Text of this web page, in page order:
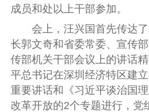
成员和处以上干部参加。
会上，汪兴国首先传达
长郭文奇和省委常委、宣传
传部机关干部会议上的讲话
平总书记在深圳经济特区建立
重要讲话和《习近平谈治国
改革开放的2个专题进行，党